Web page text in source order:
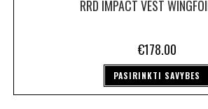
RRD IMPACT VEST
€178.00
PASIRINKTI SAVYBES